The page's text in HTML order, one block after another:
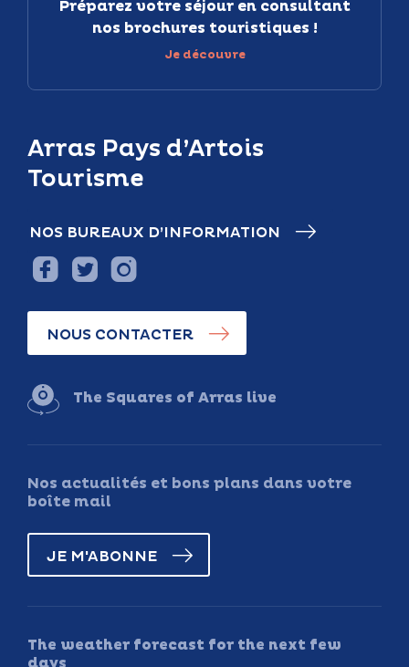
Arras Pays d’Artois
Tourisme
NOS BUREAUX D’INFORMATION
NOUS CONTACTER
The Squares of Arras live
Nos actualités et bons plans dans votre
boîte mail
JE M'ABONNE
The weather forecast for the next few
days
Préparez votre séjour en consultant
nos brochures touristiques !
Je découvre